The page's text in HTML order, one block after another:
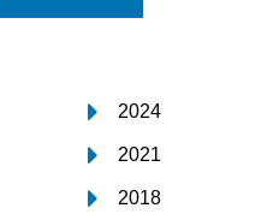
2024
2021
2018